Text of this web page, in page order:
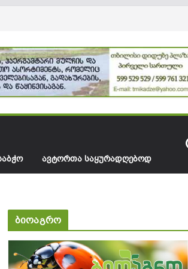
ᲐᲕᲢᲝᲠᲗᲐ ᲡᲐᲧᲣᲠᲐᲓᲦᲔᲑᲝᲓ
ბიოაგრო